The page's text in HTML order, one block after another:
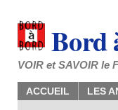
Bord
VOIR et SAVOIR le
ACCUEIL LES